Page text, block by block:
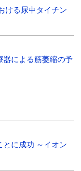
ける尿中タイチン
器による筋萎縮の予
とに成功 ～イオン